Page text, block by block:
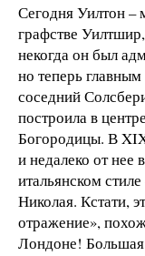
Сегодня Уилтон –
графстве
некогда он был
но теперь
соседний
построила в
Богородицы. В
и недалеко от нее
итальянском
Николая. Кстати,
отражение»,
Лондоне! Большая